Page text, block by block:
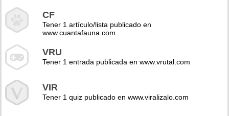
CF
Tener 1 artículo/lista publicado en
www.cuantafauna.com
VRU
Tener 1 entrada publicada en www.vrutal.com
VIR
Tener 1 quiz publicado en www.viralizalo.com